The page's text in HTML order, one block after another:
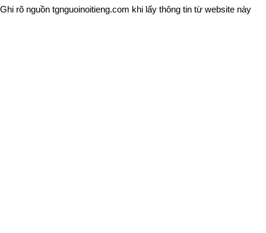
Ghi rõ nguồn tgnguoinoitieng.com khi lấy thông tin từ website này